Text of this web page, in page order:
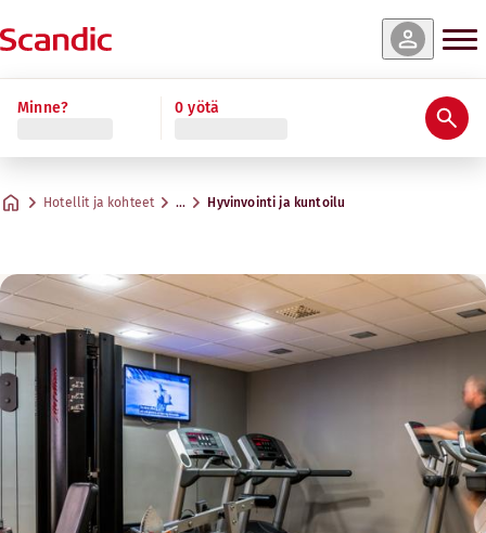
Minne? 0 yötä
Hotellit ja kohteet … Hyvinvointi ja kuntoilu